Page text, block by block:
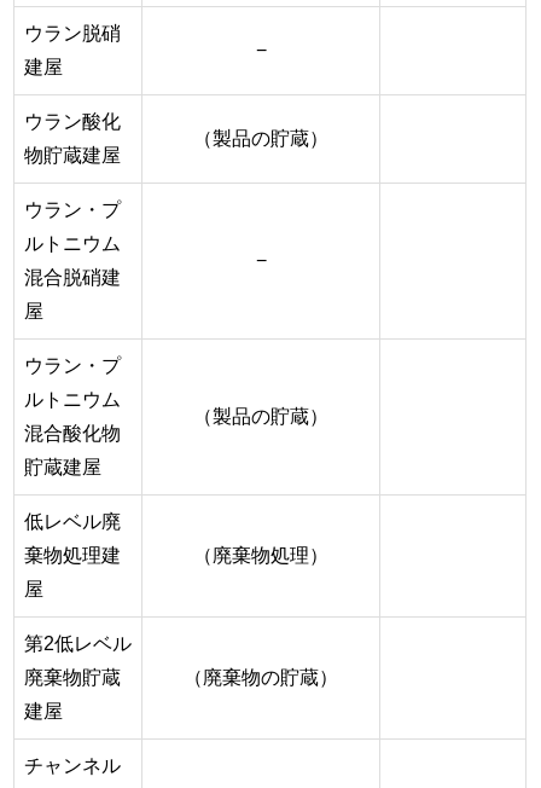
ウラン脱硝
建屋
−
ウラン酸化
物貯蔵建屋
（製品の貯蔵）
ウラン・プ
ルトニウム
混合脱硝建
屋
−
ウラン・プ
ルトニウム
混合酸化物
貯蔵建屋
（製品の貯蔵）
低レベル廃
棄物処理建
屋
（廃棄物処理）
第2低レベル
廃棄物貯蔵
建屋
（廃棄物の貯蔵）
チャンネル